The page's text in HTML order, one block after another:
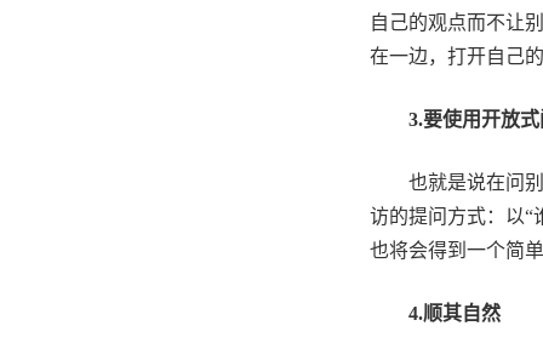
自己的观点而不让
在一边，打开自己
3.要使用开放
也就是说在问
访的提问方式：以“
也将会得到一个简
4.顺其自然